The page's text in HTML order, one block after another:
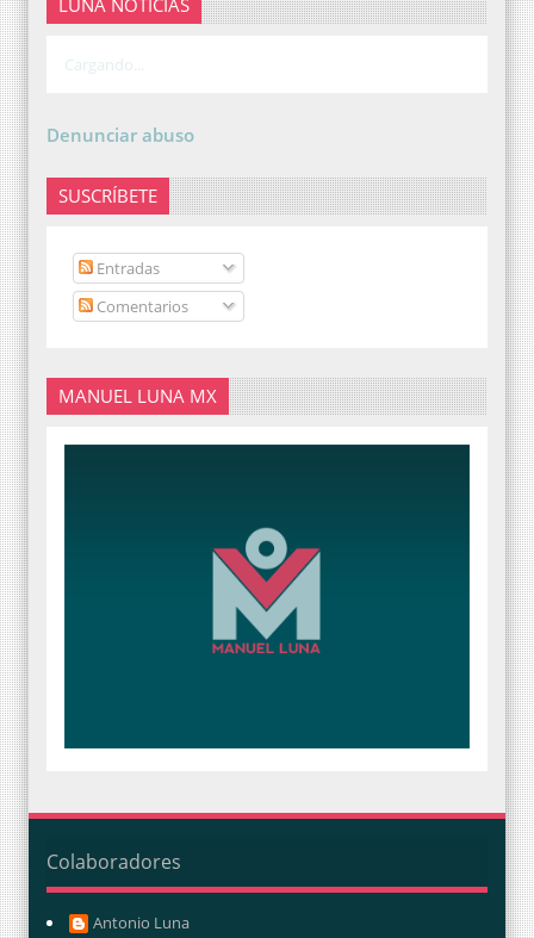
LUNA NOTICIAS
Cargando...
Denunciar abuso
SUSCRÍBETE
Entradas
Comentarios
MANUEL LUNA MX
Colaboradores
Antonio Luna